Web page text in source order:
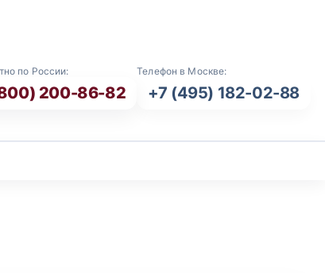
по России:
200-86-82
Телефон в Москве:
+7 (495) 182-02-88